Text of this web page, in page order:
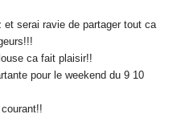
et serai ravie de partager tout ca
ca fait plaisir!!
pour le weekend du 9 10